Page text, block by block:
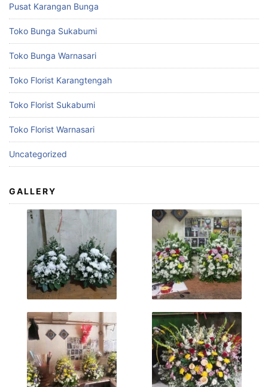
Pusat Karangan Bunga
Toko Bunga Sukabumi
Toko Bunga Warnasari
Toko Florist Karangtengah
Toko Florist Sukabumi
Toko Florist Warnasari
Uncategorized
GALLERY